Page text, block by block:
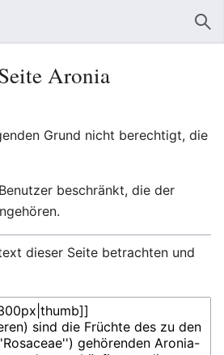
Aronia
Grund nicht berechtigt, die
beschränkt, die der
dieser Seite betrachten und